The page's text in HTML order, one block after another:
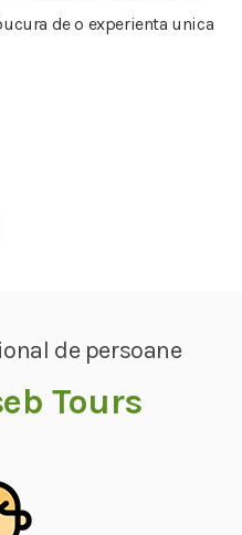
de o experienta unica
de persoane
Tours